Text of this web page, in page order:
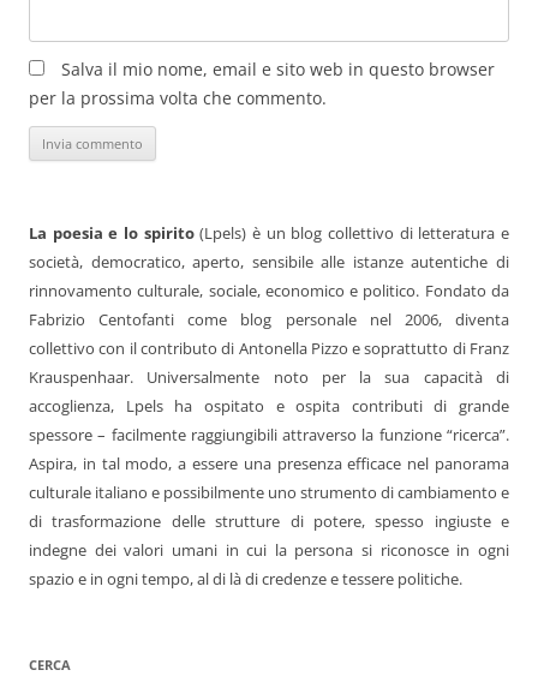
Salva il mio nome, email e sito web in questo browser
per la prossima volta che commento.
La poesia e lo spirito(Lpels) è un blog collettivo di letteratura e
società, democratico, aperto, sensibile alle istanze autentiche di
rinnovamento culturale, sociale, economico e politico. Fondato da
Fabrizio Centofanti come blog personale nel 2006, diventa
collettivo con il contributo di Antonella Pizzo e soprattutto di Franz
Krauspenhaar. Universalmente noto per la sua capacità di
accoglienza, Lpels ha ospitato e ospita contributi di grande
spessore – facilmente raggiungibili attraverso la funzione “ricerca”.
Aspira, in tal modo, a essere una presenza efficace nel panorama
culturale italiano e possibilmente uno strumento di cambiamento e
di trasformazione delle strutture di potere, spesso ingiuste e
indegne dei valori umani in cui la persona si riconosce in ogni
spazio e in ogni tempo, al di là di credenze e tessere politiche.
CERCA